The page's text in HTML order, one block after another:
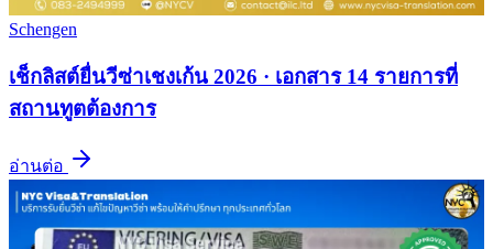
Schengen
เช็กลิสต์ยื่นวีซ่าเชงเก้น 2026 · เอกสาร 14 รายการที่
สถานทูตต้องการ
อ่านต่อ